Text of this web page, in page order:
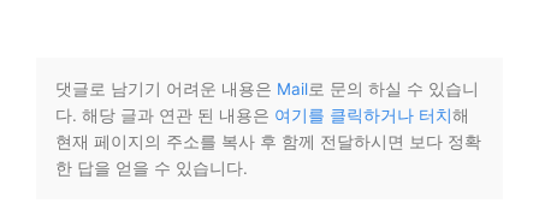
댓글로 남기기 어려운 내용은 Mail로 문의 하실 수 있습니
다. 해당 글과 연관 된 내용은 여기를 클릭하거나 터치해
현재 페이지의 주소를 복사 후 함께 전달하시면 보다 정확
한 답을 얻을 수 있습니다.